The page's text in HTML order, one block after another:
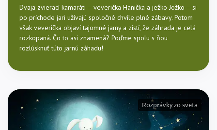
Dvaja zvierací kamaráti – veverička Hanička a ježko Jožko – si
po príchode jari užívajú spoločné chvíle plné zábavy. Potom
však veverička objaví tajomné jamy a zistí, že záhrada je celá
rozkopaná. Čo to asi znamená? Poďme spolu s ňou
rozlúsknuť túto jarnú záhadu!
Rozprávky zo sveta